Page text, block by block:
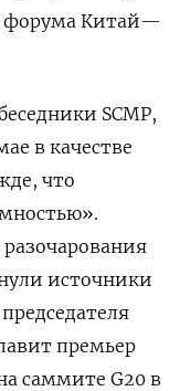
форума Китай—
SCMP,
в качестве
что
источники
премьер
саммите G20 в